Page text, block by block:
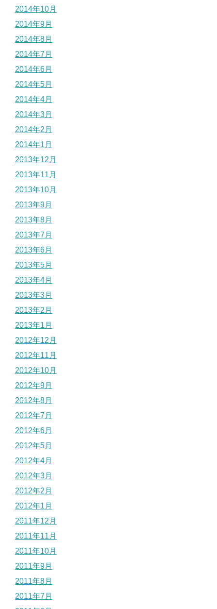
2014年10月
2014年9月
2014年8月
2014年7月
2014年6月
2014年5月
2014年4月
2014年3月
2014年2月
2014年1月
2013年12月
2013年11月
2013年10月
2013年9月
2013年8月
2013年7月
2013年6月
2013年5月
2013年4月
2013年3月
2013年2月
2013年1月
2012年12月
2012年11月
2012年10月
2012年9月
2012年8月
2012年7月
2012年6月
2012年5月
2012年4月
2012年3月
2012年2月
2012年1月
2011年12月
2011年11月
2011年10月
2011年9月
2011年8月
2011年7月